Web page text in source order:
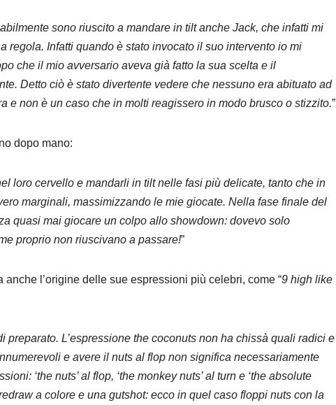
sono riuscito a mandare in tilt anche Jack, che infatti mi
regola. Infatti quando è stato invocato il suo intervento io mi
che il mio avversario aveva già fatto la sua scelta e il
Detto ciò è stato divertente vedere che nessuno era abituato ad
e non è un caso che in molti reagissero in modo brusco o stizzito.”
dopo mano:
loro cervello e mandarli in tilt nelle fasi più delicate, tanto che in
marginali, massimizzando le mie giocate. Nella fase finale del
quasi mai giocare un colpo allo showdown: dovevo solo
proprio non riuscivano a passare!”
anche l’origine delle sue espressioni più celebri, come “9 high like
preparato. L’espressione the coconuts non ha chissà quali radici e
e avere il nuts al flop non significa necessariamente
‘the nuts’ al flop, ‘the monkey nuts’ al turn e ‘the absolute
a colore e una gutshot: ecco in quel caso floppi nuts con la